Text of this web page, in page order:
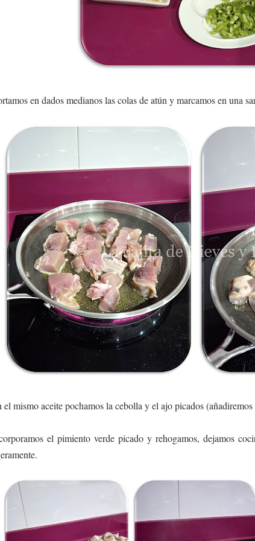
en dados medianos las colas de atún y marcamos en una
el mismo aceite pochamos la cebolla y el ajo picados
el pimiento verde picado y rehogamos, dejamos